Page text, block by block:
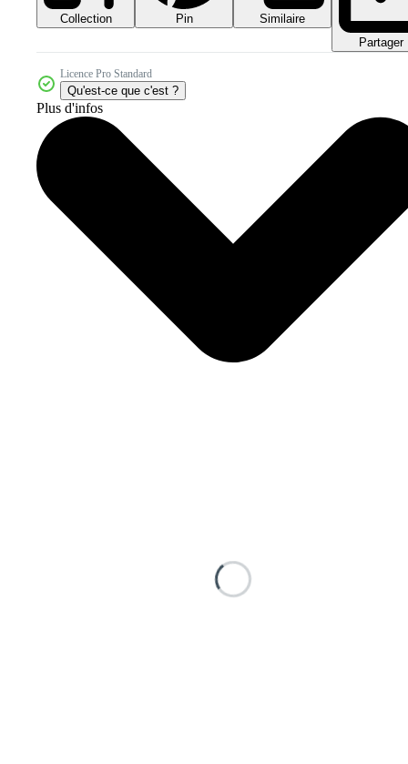
Collection Pin
Similaire
Partager
Licence Pro Standard
Qu'est-ce que c'est ?
Plus d'infos